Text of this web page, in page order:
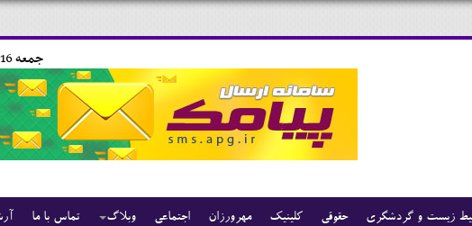
جمعه 16 مرداد 1405-6:59-
تماس با ما وبلاگ اجتماعی مهرورزان کلینیک حقوقی زیست و گردشگری